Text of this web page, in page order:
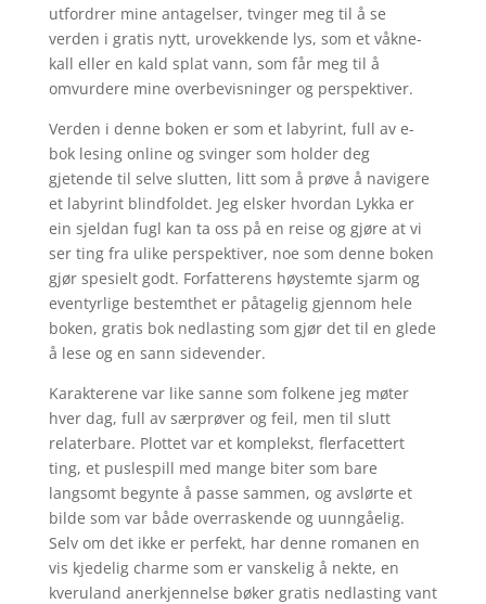
utfordrer mine antagelser, tvinger meg til å se
verden i gratis nytt, urovekkende lys, som et våkne-
kall eller en kald splat vann, som får meg til å
omvurdere mine overbevisninger og perspektiver.
Verden i denne boken er som et labyrint, full av e-
bok lesing online og svinger som holder deg
gjetende til selve slutten, litt som å prøve å navigere
et labyrint blindfoldet. Jeg elsker hvordan Lykka er
ein sjeldan fugl kan ta oss på en reise og gjøre at vi
ser ting fra ulike perspektiver, noe som denne boken
gjør spesielt godt. Forfatterens høystemte sjarm og
eventyrlige bestemthet er påtagelig gjennom hele
boken, gratis bok nedlasting som gjør det til en glede
å lese og en sann sidevender.
Karakterene var like sanne som folkene jeg møter
hver dag, full av særprøver og feil, men til slutt
relaterbare. Plottet var et komplekst, flerfacettert
ting, et puslespill med mange biter som bare
langsomt begynte å passe sammen, og avslørte et
bilde som var både overraskende og uunngåelig.
Selv om det ikke er perfekt, har denne romanen en
vis kjedelig charme som er vanskelig å nekte, en
kveruland anerkjennelse bøker gratis nedlasting vant